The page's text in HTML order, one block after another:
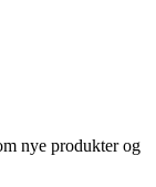
nye produkter og